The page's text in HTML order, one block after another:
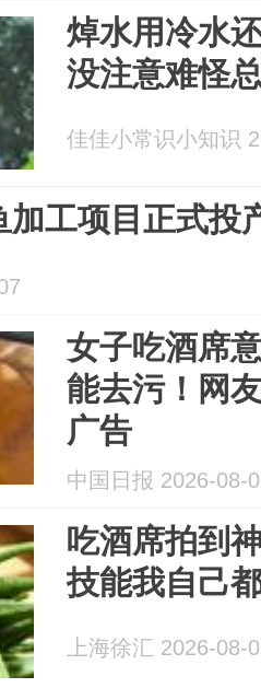
焯水用冷水
没注意难怪
佳佳小常识小知识
加工项目正式投
女子吃酒席
能去污！网
广告
中国日报 2026-08-
吃酒席拍到
技能我自己
上海徐汇 2026-08-